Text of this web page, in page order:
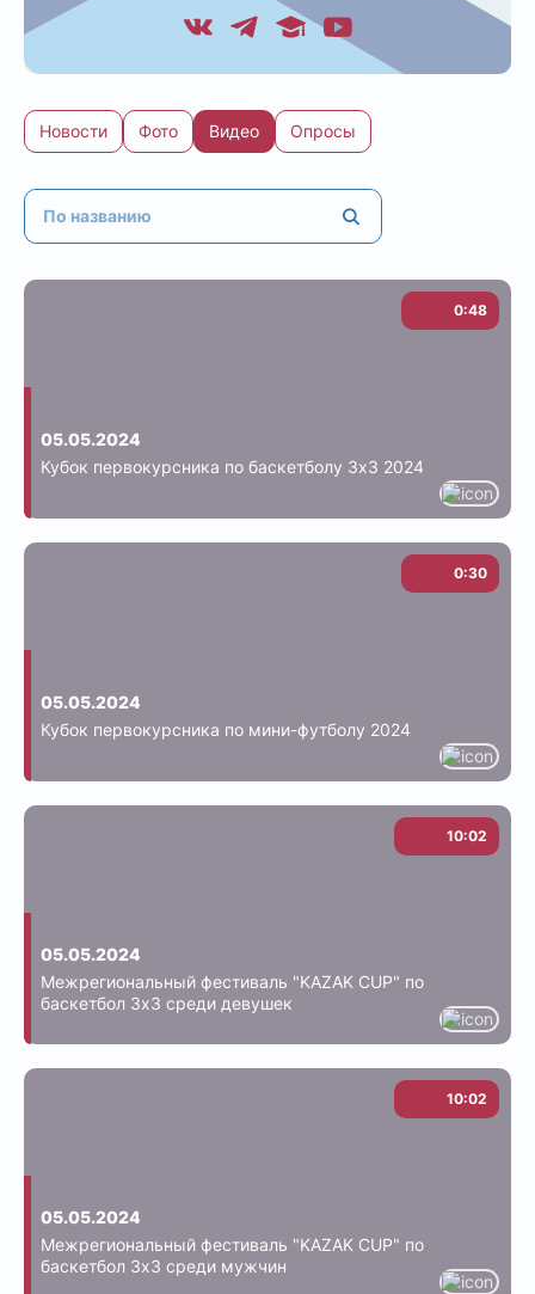
Новости Фото Видео Опросы
05.05.2024
Кубок первокурсника по баскетболу 3х3 2024
0:48
05.05.2024
Кубок первокурсника по мини-футболу 2024
0:30
05.05.2024
Межрегиональный фестиваль "KAZAK CUP" по
баскетбол 3х3 среди девушек
10:02
05.05.2024
Межрегиональный фестиваль "KAZAK CUP" по
баскетбол 3х3 среди мужчин
10:02